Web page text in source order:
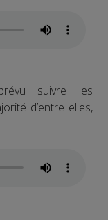
suivre les
d’entre elles,